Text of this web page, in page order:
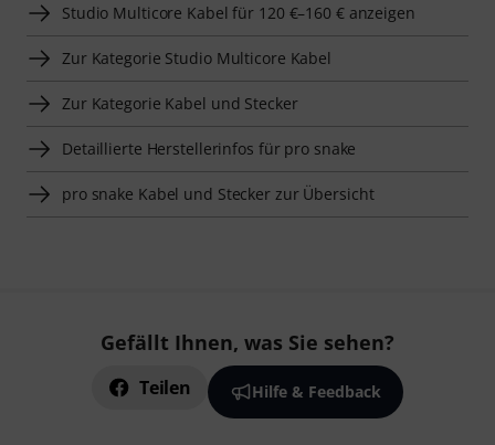
Studio Multicore Kabel für 120 €–160 € anzeigen
Zur Kategorie Studio Multicore Kabel
Zur Kategorie Kabel und Stecker
Detaillierte Herstellerinfos für pro snake
pro snake Kabel und Stecker zur Übersicht
Gefällt Ihnen, was Sie sehen?
Teilen Hilfe & Feedback